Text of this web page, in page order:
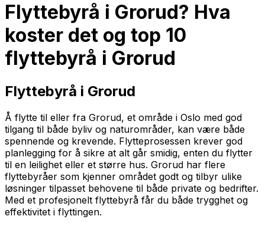
Flyttebyrå i Grorud? Hva
koster det og top 10
flyttebyrå i Grorud
Flyttebyrå i Grorud
Å flytte til eller fra Grorud, et område i Oslo med god
tilgang til både byliv og naturområder, kan være både
spennende og krevende. Flytteprosessen krever god
planlegging for å sikre at alt går smidig, enten du flytter
til en leilighet eller et større hus. Grorud har flere
flyttebyråer som kjenner området godt og tilbyr ulike
løsninger tilpasset behovene til både private og bedrifter.
Med et profesjonelt flyttebyrå får du både trygghet og
effektivitet i flyttingen.